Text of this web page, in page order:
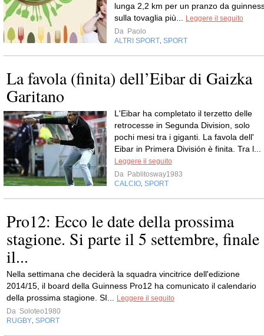
lunga 2,2 km per un pranzo da
sulla tovaglia più...
Leggere il seguito
Da Paolo
ALTRI SPORT SPORT
La favola (finita) dell’Eibar di Gaizka
Garitano
L'Eibar ha completato il terzetto delle
retrocesse in Segunda Division, solo
pochi mesi tra i giganti. La favola dell'
Eibar in Primera División è finita. Tra l...
Leggere il seguito
Da Pablitosway1983
CALCIO SPORT
Pro12: Ecco le date della prossima
stagione. Si parte il 5 settembre, finale
il...
Nella settimana che deciderà la squadra vincitrice dell'edizione
2014/15, il board della Guinness Pro12 ha comunicato il calendario
della prossima stagione. SI...
Leggere il seguito
Da Soloteo1980
RUGBY SPORT